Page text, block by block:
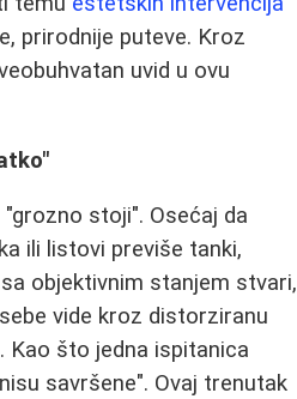
prirodnije puteve. Kroz
uvid u ovu
stoji". Osećaj da
ili listovi previše tanki,
objektivnim stanjem stvari,
vide kroz distorziranu
Kao što jedna ispitanica
savršene". Ovaj trenutak